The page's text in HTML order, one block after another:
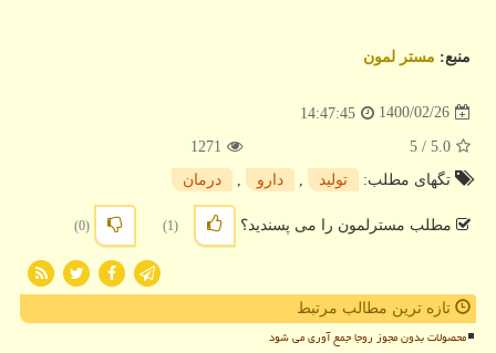
منبع: مستر لمون
1400/02/26
14:47:45
5.0
/ 5
1271
تگهای مطلب:
تولید دارو درمان
مطلب مسترلمون را می پسندید؟ (1)
(0)
تازه ترین مطالب مرتبط
محصولات بدون مجوز روجا جمع آوری می شود